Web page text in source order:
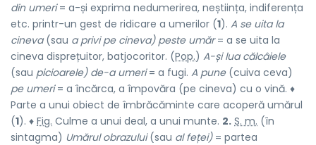
din umeri= a-și exprima nedumerirea, neștiința, indiferența
etc. printr-un gest de ridicare a umerilor (1). A se uita la
cineva(sau a privi pe cineva) peste umăr= a se uita la
cineva disprețuitor, batjocoritor. (Pop.) A-și lua călcâiele
(sau picioarele) de-a umeri= a fugi. A pune(cuiva ceva)
pe umeri= a încărca, a împovăra (pe cineva) cu o vină. ♦
Parte a unui obiect de îmbrăcăminte care acoperă umărul
(1). ♦ Fig. Culme a unui deal, a unui munte. 2. S. m. (în
sintagma) Umărul obrazului(sau al feței)= partea